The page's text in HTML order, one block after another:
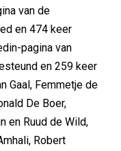
van de
en 474 keer
pagina van
en 259 keer
Gaal, Femmetje de
De Boer,
en Ruud de Wild,
Robert